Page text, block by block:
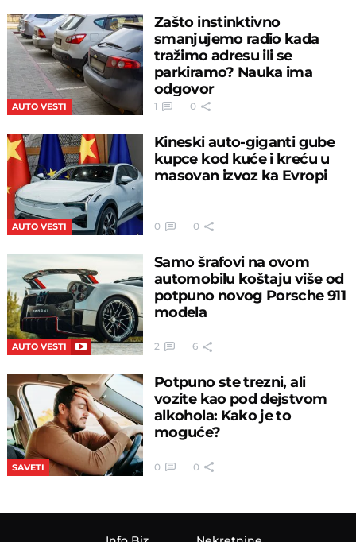
AUTO VESTI
Zašto instinktivno
smanjujemo radio kada
tražimo adresu ili se
parkiramo? Nauka ima
odgovor
1 0
AUTO VESTI
Kineski auto-giganti gube
kupce kod kuće i kreću u
masovan izvoz ka Evropi
0 0
AUTO VESTI
Samo šrafovi na ovom
automobilu koštaju više od
potpuno novog Porsche 911
modela
2 6
SAVETI
Potpuno ste trezni, ali
vozite kao pod dejstvom
alkohola: Kako je to
moguće?
0 0